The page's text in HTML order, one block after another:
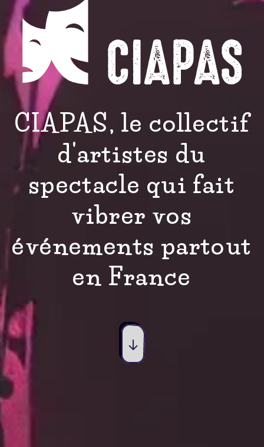
CIAPAS, le collectif
d'artistes du
spectacle qui fait
vibrer vos
événements partout
en France